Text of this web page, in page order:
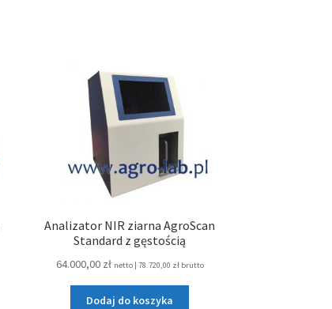
Analizator NIR ziarna AgroScan
Standard z gęstością
64.000,00 zł netto | 78.720,00 złbrutto
Dodaj do koszyka